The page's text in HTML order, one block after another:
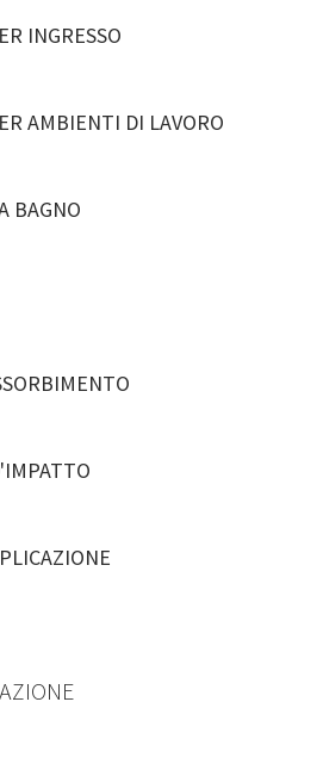
INGRESSO
AMBIENTI DI LAVORO
BAGNO